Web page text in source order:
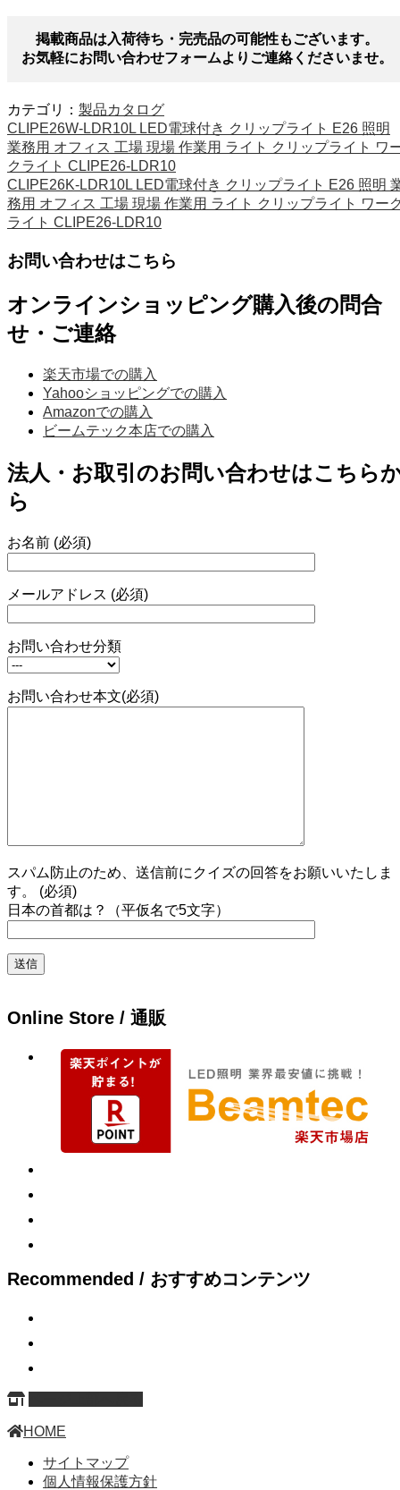
掲載商品は入荷待ち・完売品の可能性もございます。
お気軽にお問い合わせフォームよりご連絡くださいませ。
カテゴリ： 製品カタログ
CLIPE26W-LDR10L LED電球付き クリップライト E26 照明
業務用 オフィス 工場 現場 作業用 ライト クリップライト ワ
クライト CLIPE26-LDR10
CLIPE26K-LDR10L LED電球付き クリップライト E26 照明
務用 オフィス 工場 現場 作業用 ライト クリップライト ワー
ライト CLIPE26-LDR10
お問い合わせはこちら
オンラインショッピング購入後の問合
せ・ご連絡
楽天市場での購入
Yahooショッピングでの購入
Amazonでの購入
ビームテック本店での購入
法人・お取引のお問い合わせはこちら
ら
お名前 (必須)
メールアドレス (必須)
お問い合わせ分類
お問い合わせ本文(必須)
スパム防止のため、送信前にクイズの回答をお願いいたしま
す。 (必須)
日本の首都は？（平仮名で5文字）
Online Store / 通販
Recommended / おすすめコンテンツ
HOME
サイトマップ
個人情報保護方針